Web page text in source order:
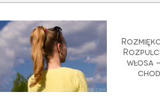
włosa